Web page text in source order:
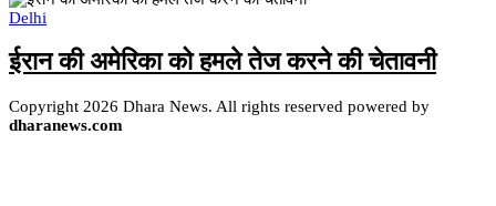
Delhi
ईरान की अमेरिका को हमले तेज करने की चेतावनी
Copyright 2026 Dhara News. All rights reserved powered by
dharanews.com